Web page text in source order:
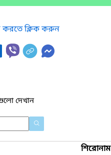
করতে ক্লিক করুন
দেখান
শিরোনাম